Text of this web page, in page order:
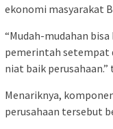
ekonomi masyarakat
“Mudah-mudahan
pemerintah setempat
niat baik
Menariknya,
perusahaan tersebut